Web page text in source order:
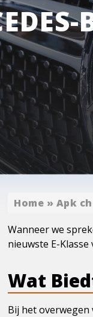
Home » Apk
Wanneer we
nieuwste E-
Wat
Bij het overwegen